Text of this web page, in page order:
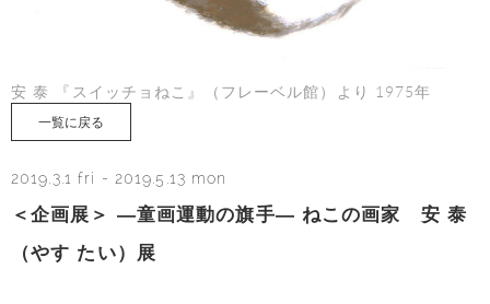
安 泰 『スイッチョねこ』（フレーベル館）より 1975年
一覧に戻る
2019.3.1 fri - 2019.5.13 mon
＜企画展＞ ―童画運動の旗手― ねこの画家 安 泰
（やす たい）展